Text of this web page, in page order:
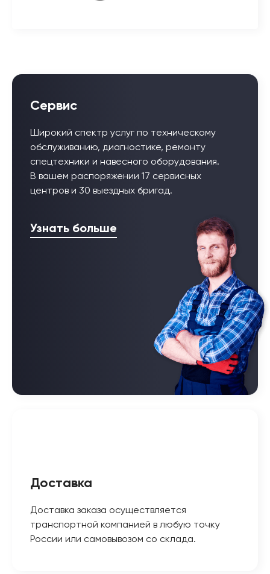
Сервис
Широкий спектр услуг по техническому
обслуживанию, диагностике, ремонту
спецтехники и навесного оборудования.
В вашем распоряжении 17 сервисных
центров и 30 выездных бригад.
Узнать больше
Доставка
Доставка заказа осуществляется
транспортной компанией в любую точку
России или самовывозом со склада.